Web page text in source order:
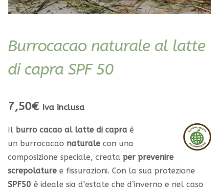
Burrocacao naturale al latte
di capra SPF 50
7,50€ Iva inclusa
Il burro cacao al latte di capra è
un burrocacao naturale con una
composizione speciale, creata per prevenire
screpolature e fissurazioni. Con la sua protezione
SPF50 è ideale sia d’estate che d’inverno e nel caso